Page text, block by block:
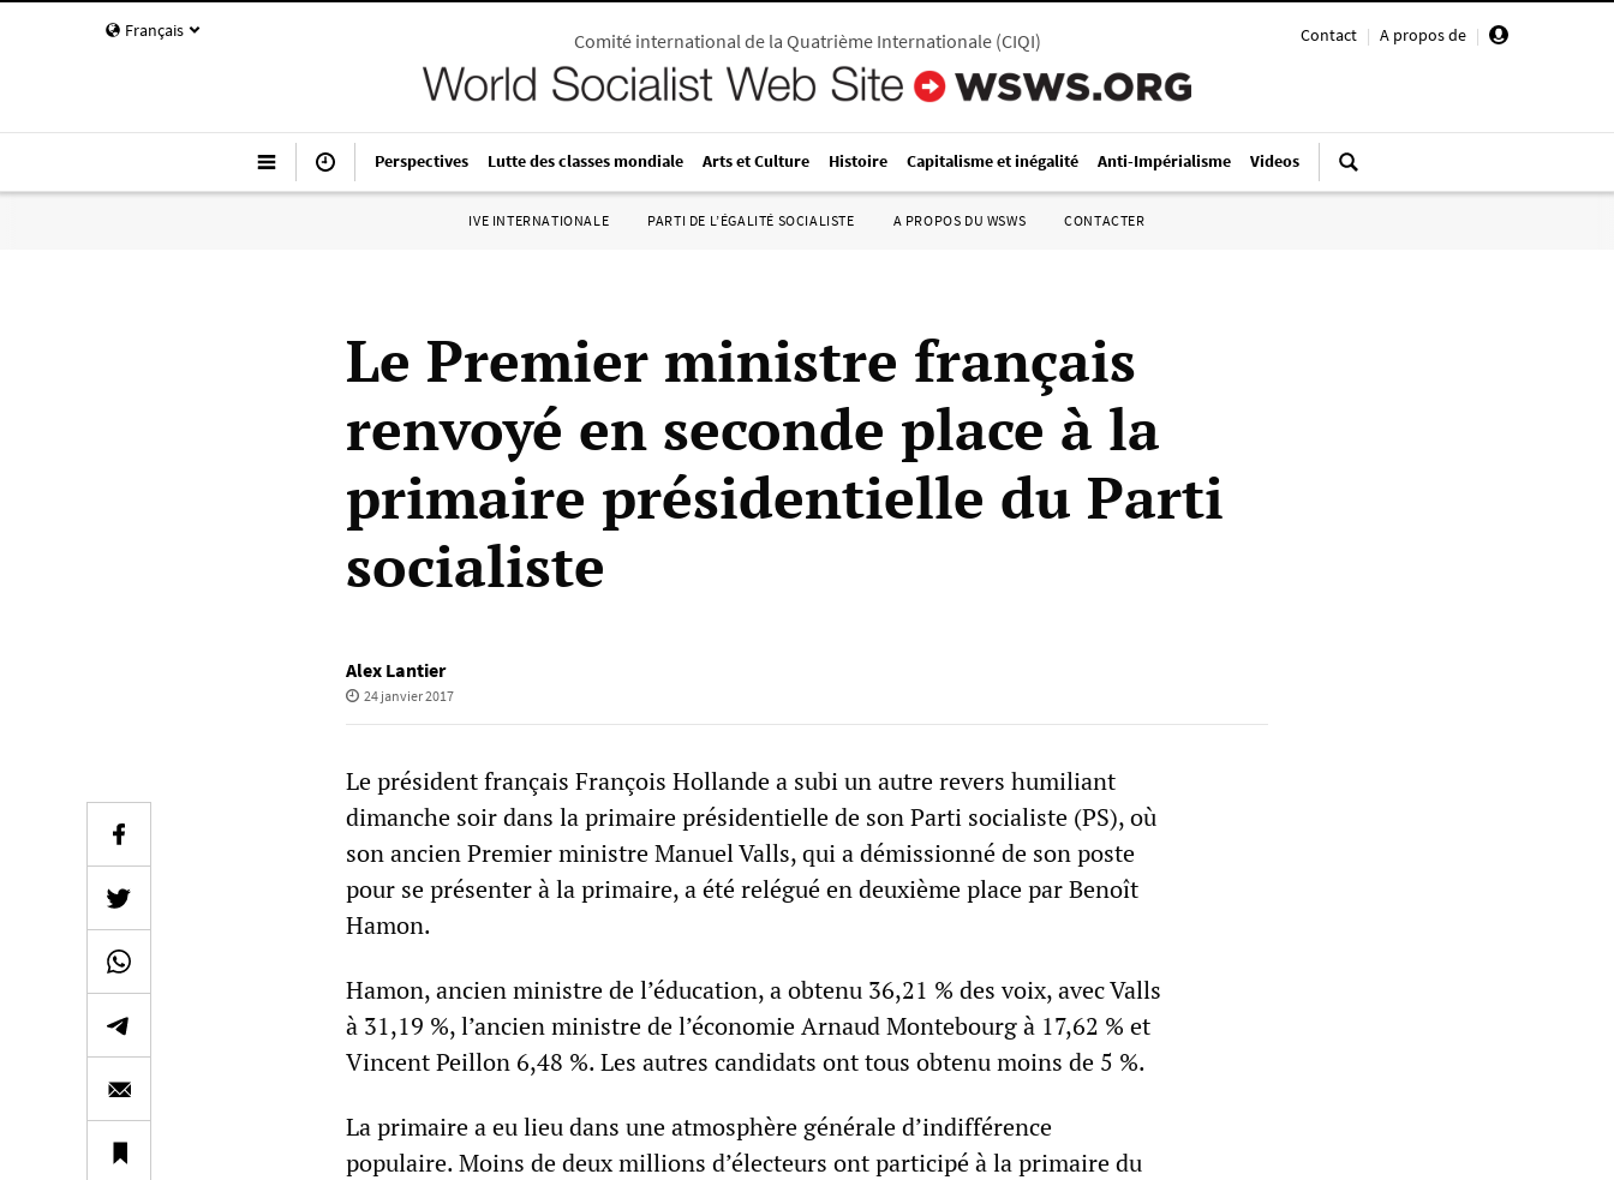
Français Contact | A propos de |
Comité international de la Quatrième Internationale(CIQI)
Perspectives Lutte des classes mondiale Arts et Culture Histoire Capitalisme et inégalité Anti-Impérialisme Videos
IVE INTERNATIONALE PARTI DE L’ÉGALITÉ SOCIALISTE A PROPOS DU WSWS CONTACTER
Le Premier ministre français
renvoyé en seconde place à la
primaire présidentielle du Parti
socialiste
Alex Lantier
24 janvier 2017
Le président français François Hollande a subi un autre revers humiliant
dimanche soir dans la primaire présidentielle de son Parti socialiste (PS), où
son ancien Premier ministre Manuel Valls, qui a démissionné de son poste
pour se présenter à la primaire, a été relégué en deuxième place par Benoît
Hamon.
Hamon, ancien ministre de l’éducation, a obtenu 36,21 % des voix, avec Valls
à 31,19 %, l’ancien ministre de l’économie Arnaud Montebourg à 17,62 % et
Vincent Peillon 6,48 %. Les autres candidats ont tous obtenu moins de 5 %.
La primaire a eu lieu dans une atmosphère générale d’indifférence
populaire. Moins de deux millions d’électeurs ont participé à la primaire du